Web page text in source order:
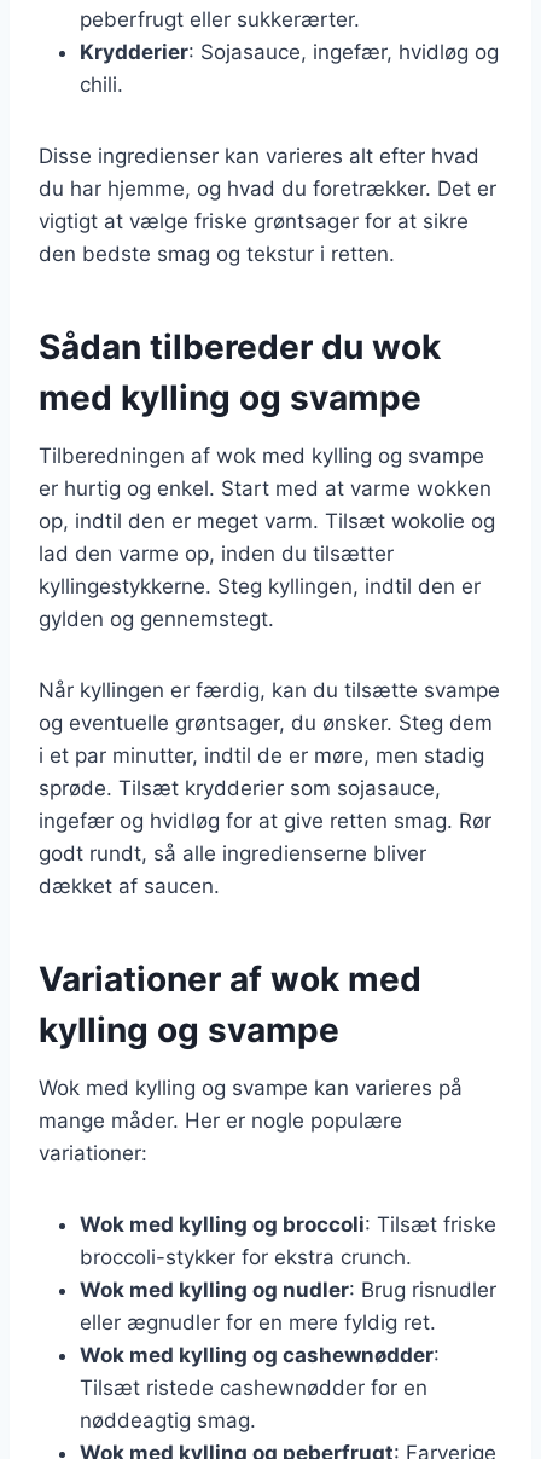
peberfrugt eller sukkerærter.
Krydderier: Sojasauce, ingefær, hvidløg og
chili.
Disse ingredienser kan varieres alt efter hvad
du har hjemme, og hvad du foretrækker. Det er
vigtigt at vælge friske grøntsager for at sikre
den bedste smag og tekstur i retten.
Sådan tilbereder du wok
med kylling og svampe
Tilberedningen af wok med kylling og svampe
er hurtig og enkel. Start med at varme wokken
op, indtil den er meget varm. Tilsæt wokolie og
lad den varme op, inden du tilsætter
kyllingestykkerne. Steg kyllingen, indtil den er
gylden og gennemstegt.
Når kyllingen er færdig, kan du tilsætte svampe
og eventuelle grøntsager, du ønsker. Steg dem
i et par minutter, indtil de er møre, men stadig
sprøde. Tilsæt krydderier som sojasauce,
ingefær og hvidløg for at give retten smag. Rør
godt rundt, så alle ingredienserne bliver
dækket af saucen.
Variationer af wok med
kylling og svampe
Wok med kylling og svampe kan varieres på
mange måder. Her er nogle populære
variationer:
Wok med kylling og broccoli: Tilsæt friske
broccoli-stykker for ekstra crunch.
Wok med kylling og nudler: Brug risnudler
eller ægnudler for en mere fyldig ret.
Wok med kylling og cashewnødder:
Tilsæt ristede cashewnødder for en
nøddeagtig smag.
Wok med kylling og peberfrugt: Farverige